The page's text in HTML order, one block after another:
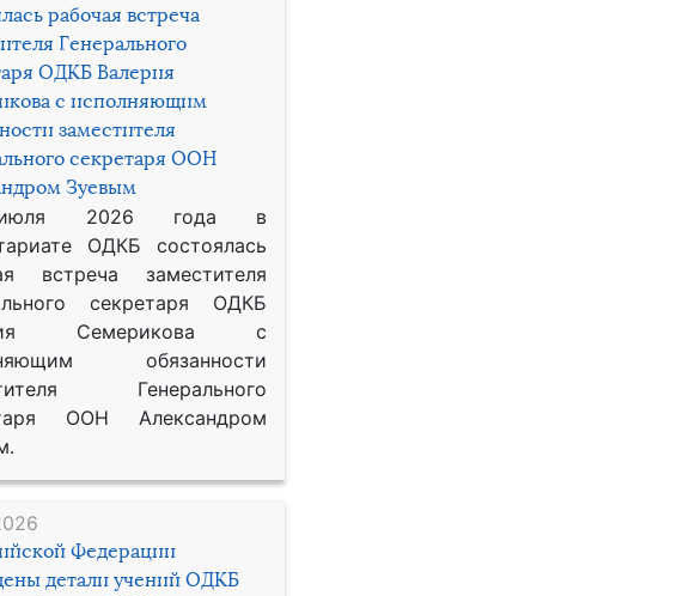
рабочая встреча
Генерального
ОДКБ Валерия
с исполняющим
заместителя
секретаря ООН
Зуевым
2026 года в
ОДКБ состоялась
встреча заместителя
секретаря ОДКБ
Семерикова с
обязанности
Генерального
ООН Александром
Федерации
детали учений ОДКБ